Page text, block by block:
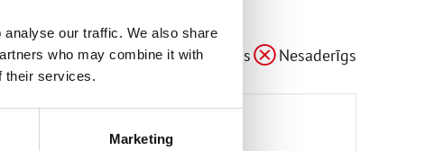
our traffic. We also share
who may combine it with
their services.
Marketing
Saderīgs Pielāgojams Nesaderīgs